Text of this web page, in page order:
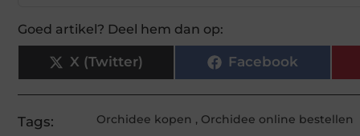
Goed artikel? Deel hem dan op:
X (Twitter) Facebook
Tags: Orchidee kopen , Orchidee online bestellen